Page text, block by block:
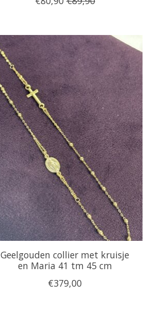
Geelgouden collier met kruisje
en Maria 41 tm 45 cm
€379,00